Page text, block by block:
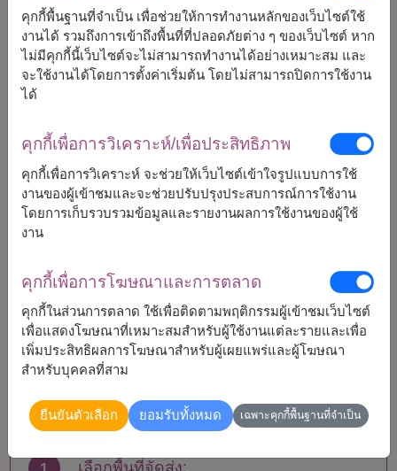
เริ่มต้นที่ ฿
ฟรีจัดส่ง + ฟรีการ์ดเขียนข้อความ
หมายเหตุ:
การจัดและดอกไม้อาจจะแตกต่างจากที่เห็นในรูปบ้าง
เล็กน้อย ขึ้นอยู่กับฤดูกาลและพื้นที่จัดส่ง
ราคาเปลี่ยนแปลงตามพื้นที่จัดส่ง
คุกกี้พื้นฐานที่จำเป็น เพื่อช่วยให้การทำงานหลักของเว็บไซต์ใช้
งานได้ รวมถึงการเข้าถึงพื้นที่ที่ปลอดภัยต่าง ๆ ของเว็บไซต์ หาก
ไม่มีคุกกี้นี้เว็บไซต์จะไม่สามารถทำงานได้อย่างเหมาะสม และ
จะใช้งานได้โดยการตั้งค่าเริ่มต้น โดยไม่สามารถปิดการใช้งาน
ได้
คุกกี้เพื่อการวิเคราะห์/เพื่อประสิทธิภาพ
คุกกี้เพื่อการวิเคราะห์ จะช่วยให้เว็บไซต์เข้าใจรูปแบบการใช้
งานของผู้เข้าชมและจะช่วยปรับปรุงประสบการณ์การใช้งาน
โดยการเก็บรวบรวมข้อมูลและรายงานผลการใช้งานของผู้ใช้
งาน
คุกกี้เพื่อการโฆษณาและการตลาด
คุกกี้ในส่วนการตลาด ใช้เพื่อติดตามพฤติกรรมผู้เข้าชมเว็บไซต์
เพื่อแสดงโฆษณาที่เหมาะสมสำหรับผู้ใช้งานแต่ละรายและเพื่อ
เพิ่มประสิทธิผลการโฆษณาสำหรับผู้เผยแพร่และผู้โฆษณา
สำหรับบุคคลที่สาม
ยืนยันตัวเลือก ยอมรับทั้งหมด เฉพาะคุกกี้พื้นฐานที่จำเป็น